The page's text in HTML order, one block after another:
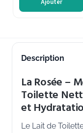
Ajouter
Description
La Rosée –
Toilette
et
Le Lait de